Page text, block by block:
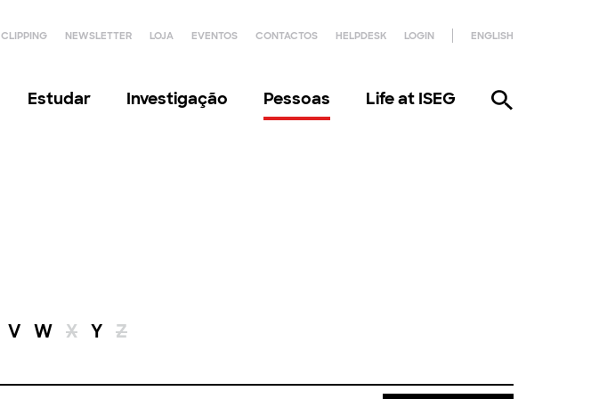
CLIPPING NEWSLETTER LOJA EVENTOS CONTACTOS HELPDESK LOGIN ENGLISH
Estudar Investigação Pessoas Life at ISEG
V W X Y Z